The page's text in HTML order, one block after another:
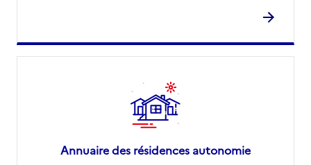
Annuaire des résidences autonomie